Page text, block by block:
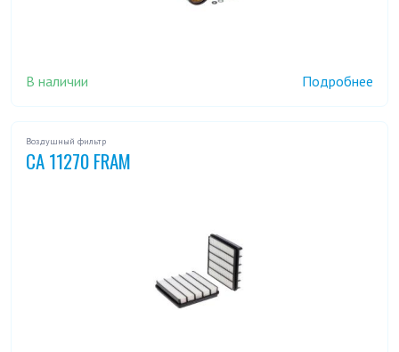
В наличии Подробнее
Воздушный фильтр
CA 11270 FRAM